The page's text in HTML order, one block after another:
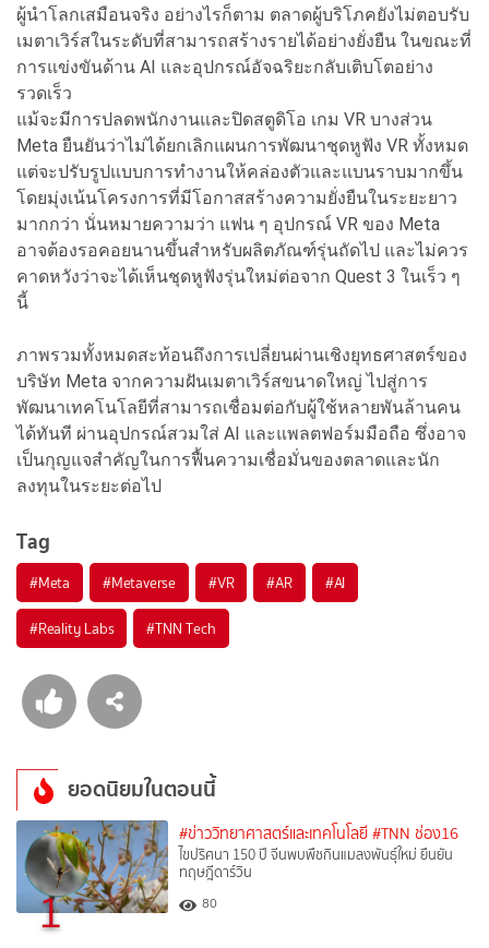
ผู้นำโลกเสมือนจริง อย่างไรก็ตาม ตลาดผู้บริโภคยังไม่ตอบรับ
เมตาเวิร์สในระดับที่สามารถสร้างรายได้อย่างยั่งยืน ในขณะที่
การแข่งขันด้าน AI และอุปกรณ์อัจฉริยะกลับเติบโตอย่าง
รวดเร็ว
แม้จะมีการปลดพนักงานและปิดสตูดิโอ เกม VR บางส่วน
Meta ยืนยันว่าไม่ได้ยกเลิกแผนการพัฒนาชุดหูฟัง VR ทั้งหมด
แต่จะปรับรูปแบบการทำงานให้คล่องตัวและแบนราบมากขึ้น
โดยมุ่งเน้นโครงการที่มีโอกาสสร้างความยั่งยืนในระยะยาว
มากกว่า นั่นหมายความว่า แฟน ๆ อุปกรณ์ VR ของ Meta
อาจต้องรอคอยนานขึ้นสำหรับผลิตภัณฑ์รุ่นถัดไป และไม่ควร
คาดหวังว่าจะได้เห็นชุดหูฟังรุ่นใหม่ต่อจาก Quest 3 ในเร็ว ๆ
นี้
ภาพรวมทั้งหมดสะท้อนถึงการเปลี่ยนผ่านเชิงยุทธศาสตร์ของ
บริษัท Meta จากความฝันเมตาเวิร์สขนาดใหญ่ ไปสู่การ
พัฒนาเทคโนโลยีที่สามารถเชื่อมต่อกับผู้ใช้หลายพันล้านคน
ได้ทันที ผ่านอุปกรณ์สวมใส่ AI และแพลตฟอร์มมือถือ ซึ่งอาจ
เป็นกุญแจสำคัญในการฟื้นความเชื่อมั่นของตลาดและนัก
ลงทุนในระยะต่อไป
Tag
#Meta #Metaverse #VR #AR #AI
#Reality Labs #TNN Tech
ยอดนิยมในตอนนี้
1
#ข่าววิทยาศาสตร์และเทคโนโลยี #TNN ช่อง16
ไขปริศนา 150 ปี จีนพบพืชกินแมลงพันธุ์ใหม่ ยืนยัน
ทฤษฎีดาร์วิน
80